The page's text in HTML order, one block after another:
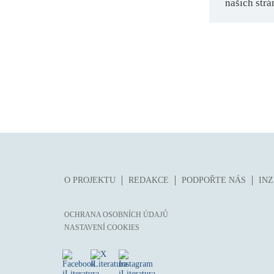
našich
O PROJEKTU REDAKCE PODPOŘTE NÁS
OCHRANA OSOBNÍCH ÚDAJŮ
NASTAVENÍ COOKIES